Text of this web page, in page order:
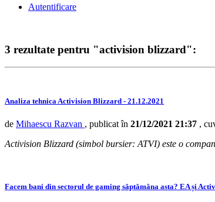
Autentificare
3 rezultate pentru "activision blizzard":
Analiza tehnica Activision Blizzard - 21.12.2021
de Mihaescu Razvan , publicat în 21/12/2021 21:37 ,
Activision Blizzard (simbol bursier: ATVI) este o
Facem bani din sectorul de gaming săptămâna asta? EA și